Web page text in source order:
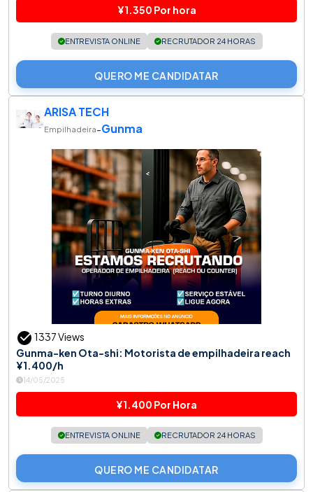
¥1.350 Por hora
ENTREVISTA ONLINE RECRUTADOR 24 HORAS
QUERO ME CANDIDATAR
ARISA TECH
Empilhadeira-Gunma
1337 Views
Gunma-ken Ota-shi: Motorista de empilhadeira reach
¥1.400/h
14/05/2025
¥1.400 Por Hora
ENTREVISTA ONLINE RECRUTADOR 24 HORAS
QUERO ME CANDIDATAR